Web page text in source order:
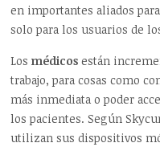
en importantes aliados
solo para los usuarios de
Losmédicos están
trabajo, para cosas como
más inmediata o poder
los pacientes. Según
utilizan sus dispositivos